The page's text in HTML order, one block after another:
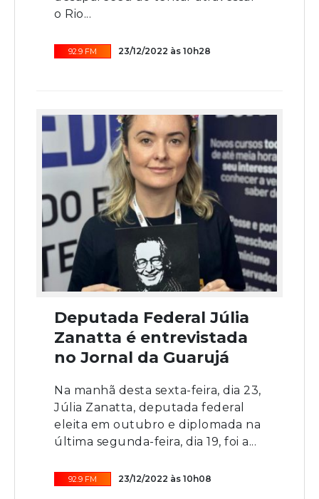
o Rio...
92.9 FM 23/12/2022 às 10h28
Deputada Federal Júlia
Zanatta é entrevistada
no Jornal da Guarujá
Na manhã desta sexta-feira, dia 23,
Júlia Zanatta, deputada federal
eleita em outubro e diplomada na
última segunda-feira, dia 19, foi a...
92.9 FM 23/12/2022 às 10h08